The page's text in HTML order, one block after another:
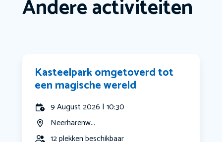
Andere activiteiten
Kasteelpark omgetoverd tot
een magische wereld
9 August 2026 | 10:30
Neerharenw...
12 plekken beschikbaar